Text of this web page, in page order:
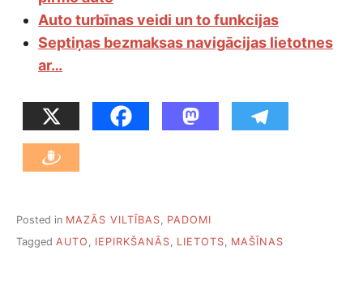
Auto turbīnas veidi un to funkcijas
Septiņas bezmaksas navigācijas lietotnes
ar…
Posted in MAZĀS VILTĪBAS, PADOMI
Tagged AUTO IEPIRKŠANĀS LIETOTS MAŠĪNAS